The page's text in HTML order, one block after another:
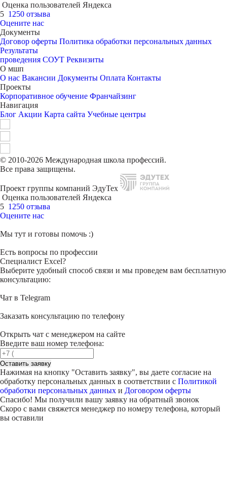
Оценка пользователей Яндекса
5 1250 отзыва
Оцените нас
Документы
Договор оферты Политика обработки персональных данных
Результаты
проведения СОУТ Реквизиты
О мшп
О нас Вакансии Документы Оплата Контакты
Проекты
Корпоративное обучение Франчайзинг
Навигация
Блог Акции Карта сайта Учебные центры
© 2010-2026 Международная школа профессий.
Все права защищены.
Проект группы компаний ЭдуТех
Оценка пользователей Яндекса
5 1250 отзыва
Оцените нас
Мы тут и готовы помочь :)
Есть вопросы по профессии
Специалист Excel?
Выберите удобный способ связи и мы проведем вам бесплатную
консультацию:
Чат в Telegram
Заказать консультацию по телефону
Открыть чат с менеджером на сайте
Введите ваш номер телефона:
Оставить заявку
Нажимая на кнопку "Оставить заявку", вы даете согласие на
обработку персональных данных в соответствии с Политикой
обработки персональных данных и Договором оферты
Спасибо! Мы получили вашу заявку на обратный звонок
Скоро с вами свяжется менеджер по номеру телефона, который
вы оставили